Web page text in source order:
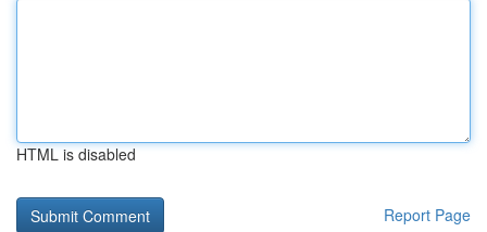
HTML is disabled
Report Page